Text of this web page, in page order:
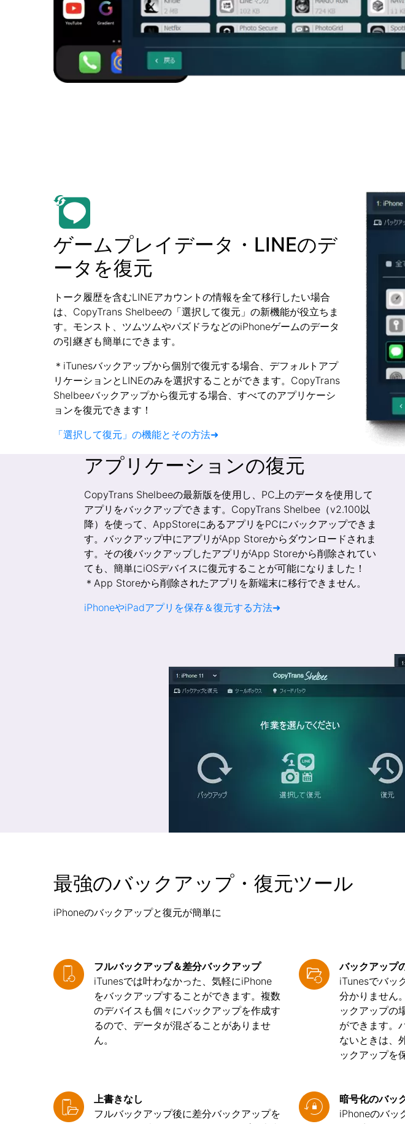
ゲームプレイデータ・LINEのデ
ータを復元
トーク履歴を含むLINEアカウントの情報を全て移行したい場合
は、CopyTrans Shelbeeの「選択して復元」の新機能が役立ちま
す。モンスト、ツムツムやパズドラなどのiPhoneゲームのデータ
の引継ぎも簡単にできます。
＊iTunesバックアップから個別で復元する場合、デフォルトアプ
リケーションとLINEのみを選択することができます。CopyTrans
Shelbeeバックアップから復元する場合、すべてのアプリケーシ
ョンを復元できます！
「選択して復元」の機能とその方法➜
アプリケーションの復元
CopyTrans Shelbeeの最新版を使用し、PC上のデータを使用して
アプリをバックアップできます。CopyTrans Shelbee（v2.100以
降）を使って、AppStoreにあるアプリをPCにバックアップできま
す。バックアップ中にアプリがApp Storeからダウンロードされま
す。その後バックアップしたアプリがApp Storeから削除されてい
ても、簡単にiOSデバイスに復元することが可能になりました！
＊App Storeから削除されたアプリを新端末に移行できません。
iPhoneやiPadアプリを保存＆復元する方法➜
最強のバックアップ・復元ツール
iPhoneのバックアップと復元が簡単に
フルバックアップ＆差分バックアップ
iTunesでは叶わなかった、気軽にiPhone
をバックアップすることができます。複数
のデバイスも個々にバックアップを作成す
るので、データが混ざることがありませ
ん。
バックアップ
iTunesでバッ
分かりません
ックアップの
ができます。
ないときは、
ックアップを
上書きなし
フルバックアップ後に差分バックアップを
暗号化のバッ
iPhoneのバッ